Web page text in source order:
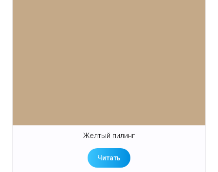
Желтый пилинг
Читать